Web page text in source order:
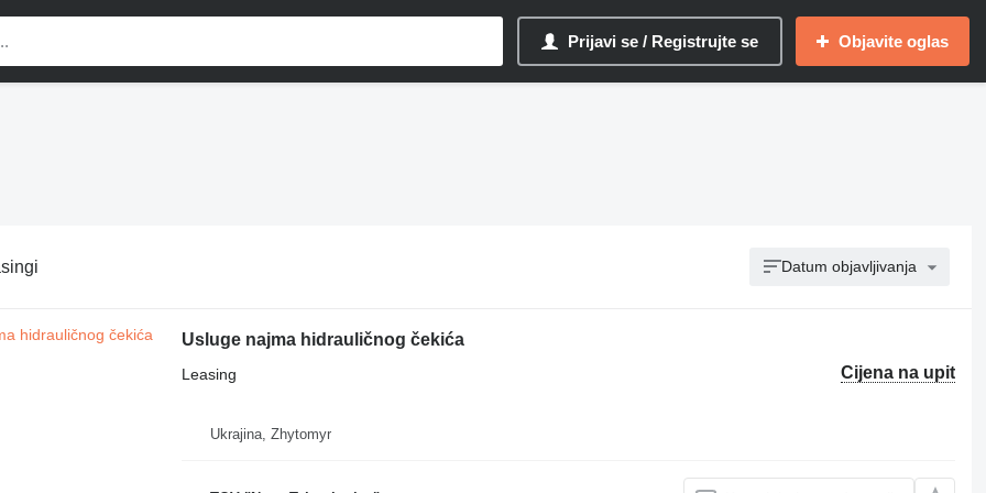
Prijavi se / Registrujte se Objavite oglas
Datum objavljivanja
Usluge najma hidrauličnog čekića
Cijena na upit
Leasing
Ukrajina, Zhytomyr